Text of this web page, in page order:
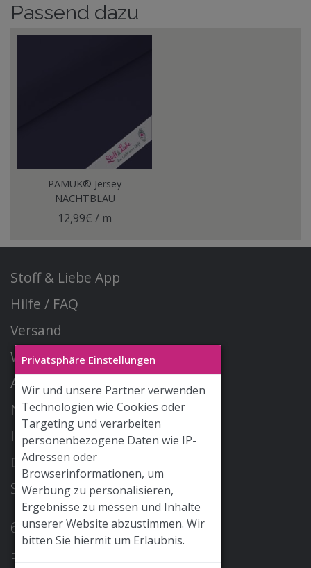
Privatsphäre Einstellungen
Wir und unsere Partner verwenden
Technologien wie Cookies oder
Targeting und verarbeiten
personenbezogene Daten wie IP-
Adressen oder
Browserinformationen, um
Werbung zu personalisieren,
Ergebnisse zu messen und Inhalte
unserer Website abzustimmen. Wir
bitten Sie hiermit um Erlaubnis.
Passend dazu
PAMUK® Jersey
NACHTBLAU
12,99€ / m
Stoff & Liebe App
Hilfe / FAQ
Versand
Widerrufsrecht
AGB
Newsletter
Impressum
Datenschutz
STOFF & LIEBE GmbH
Hohe Str. 2
68526 Ladenburg
E-Mail: info@stoffundliebe.de